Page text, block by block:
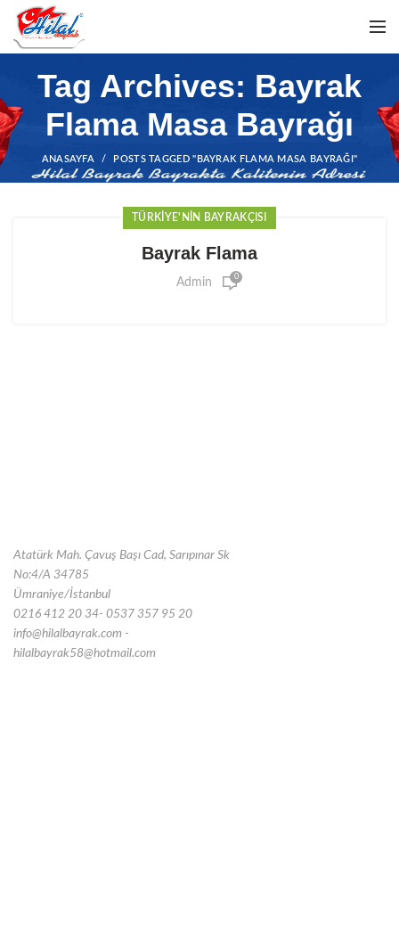
Tag Archives: Bayrak
Flama Masa Bayrağı
ANASAYFA POSTS TAGGED "BAYRAK FLAMA MASA BAYRAĞI"
TÜRKIYE'NIN BAYRAKÇISI
Bayrak Flama
Admin 0
Atatürk Mah. Çavuş Başı Cad, Sarıpınar Sk
No:4/A 34785
Ümraniye/İstanbul
0216 412 20 34- 0537 357 95 20
info@hilalbayrak.com -
hilalbayrak58@hotmail.com